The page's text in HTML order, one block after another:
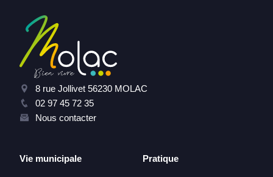
8 rue Jollivet 56230 MOLAC
02 97 45 72 35
Nous contacter
Vie municipale Pratique